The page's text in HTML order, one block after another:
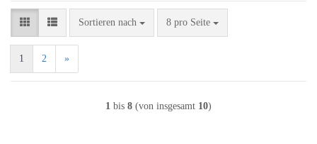
Sortieren nach
Sortieren nach 8 pro Seite
pro Seite
1 2 »
1 bis 8 (von insgesamt 10)